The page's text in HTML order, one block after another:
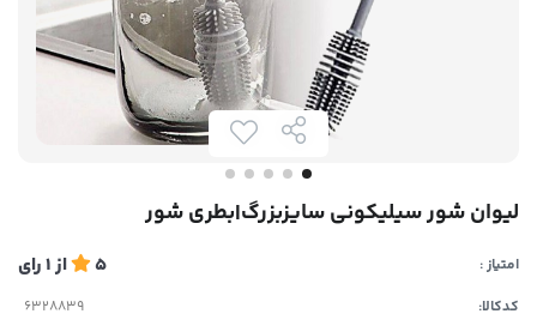
لیوان شور سیلیکونی سایزبزرگ|بطری شور
امتیاز : 5 از1رای
کدکالا: